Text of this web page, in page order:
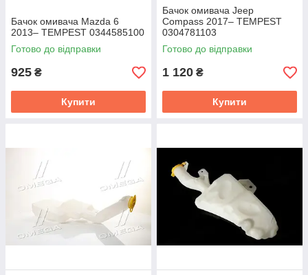
Бачок омивача Mazda 6
2013– TEMPEST 0344585100
Готово до відправки
925 ₴
Купити
Бачок омивача Jeep
Compass 2017– TEMPEST
0304781103
Готово до відправки
1 120 ₴
Купити